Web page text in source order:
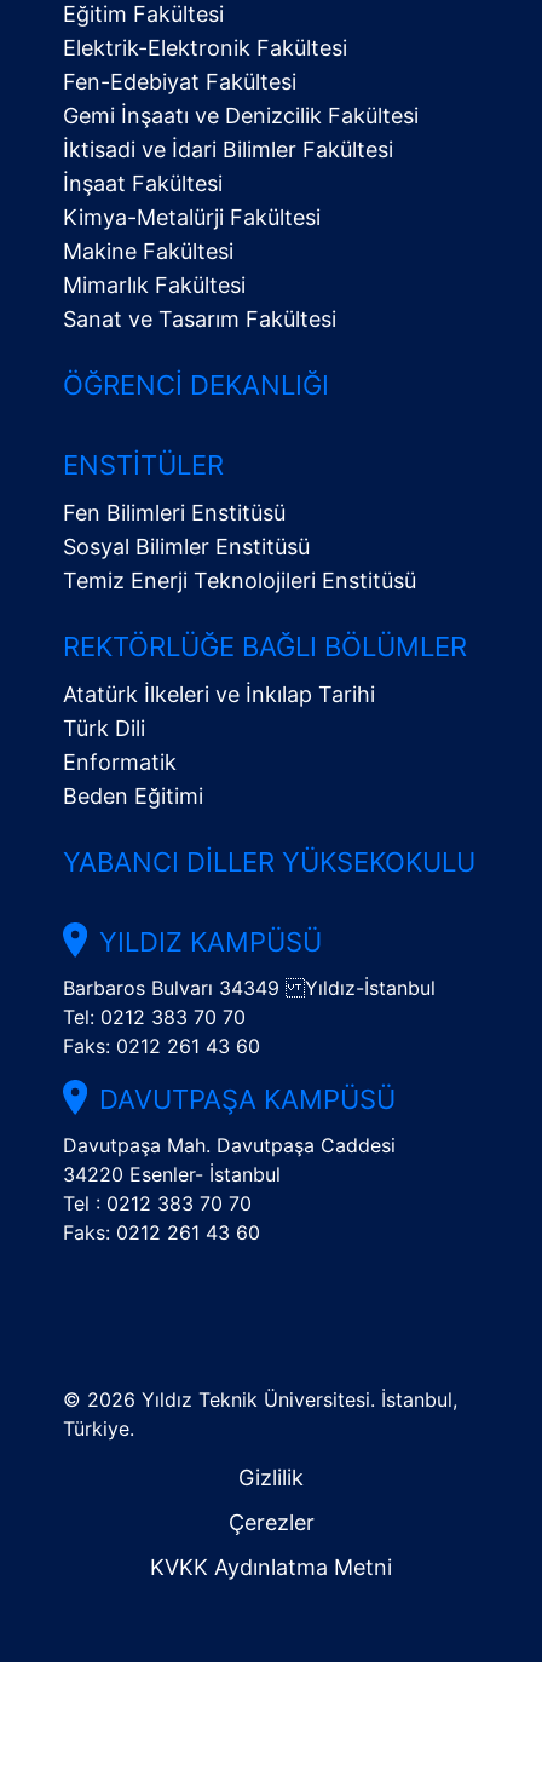
Menü
Eğitim Fakültesi
Elektrik-Elektronik Fakültesi
Fen-Edebiyat Fakültesi
Gemi İnşaatı ve Denizcilik Fakültesi
İktisadi ve İdari Bilimler Fakültesi
İnşaat Fakültesi
Kimya-Metalürji Fakültesi
Makine Fakültesi
Mimarlık Fakültesi
Sanat ve Tasarım Fakültesi
ÖĞRENCI DEKANLIĞI
ENSTITÜLER
Fen Bilimleri Enstitüsü
Sosyal Bilimler Enstitüsü
Temiz Enerji Teknolojileri Enstitüsü
REKTÖRLÜĞE BAĞLI BÖLÜMLER
Atatürk İlkeleri ve İnkılap Tarihi
Türk Dili
Enformatik
Beden Eğitimi
YABANCI DILLER YÜKSEKOKULU
YILDIZ KAMPÜSÜ
Barbaros Bulvarı 34349 Yıldız-İstanbul
Tel: 0212 383 70 70
Faks: 0212 261 43 60
DAVUTPAŞA KAMPÜSÜ
Davutpaşa Mah. Davutpaşa Caddesi
34220 Esenler- İstanbul
Tel : 0212 383 70 70
Faks: 0212 261 43 60
© 2026 Yıldız Teknik Üniversitesi. İstanbul,
Türkiye.
Gizlilik
Çerezler
KVKK Aydınlatma Metni